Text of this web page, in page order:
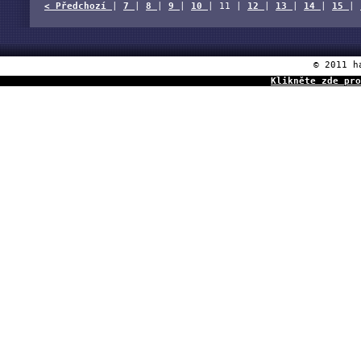
< Předchozí 7 8 9 10 | 11 | 12 13 14 15
© 2011
Klikněte zde